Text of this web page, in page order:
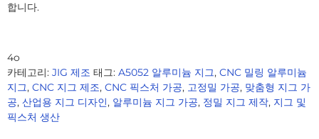
합니다.
4o
카테고리: JIG 제조 태그: A5052 알루미늄 지그, CNC 밀링 알루미늄
지그, CNC 지그 제조, CNC 픽스처 가공, 고정밀 가공, 맞춤형 지그 가
공, 산업용 지그 디자인, 알루미늄 지그 가공, 정밀 지그 제작, 지그 및
픽스처 생산